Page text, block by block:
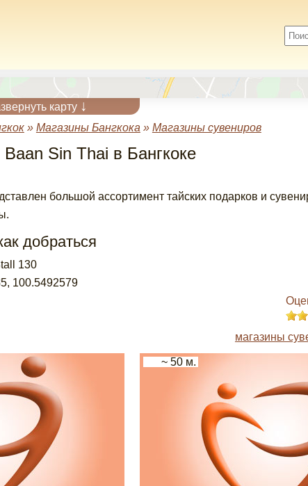
карту ↓
» Магазины Бангкока » Магазины сувениров
Sin Thai в Бангкоке
большой ассортимент тайских подарков и
добраться
130
, 100.5492579
магазины
~ 50 м.